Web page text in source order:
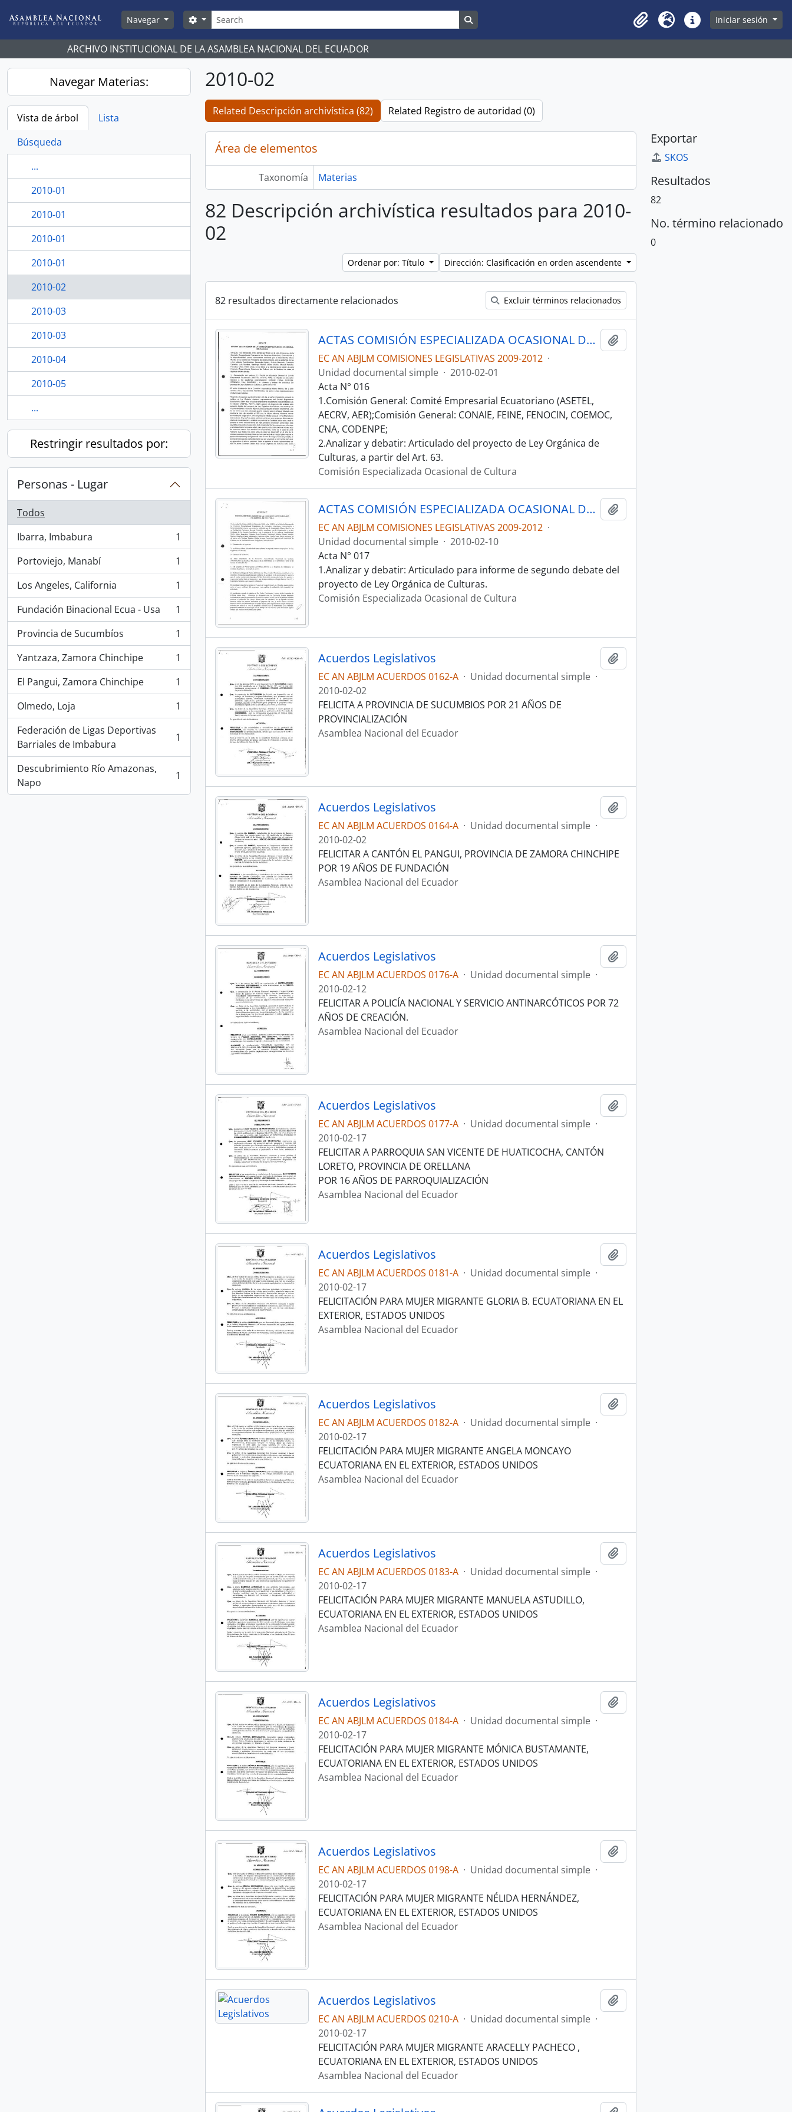
Navegar
Búsqueda
Search options
Clipboard
Idioma Enlaces rápidos
Iniciar sesión
ARCHIVO INSTITUCIONAL DE LA ASAMBLEA NACIONAL DEL ECUADOR
Navegar Materias:
Vista de árbol
Lista
Búsqueda
...
2010-01
2010-01
2010-01
2010-01
2010-02
2010-03
2010-03
2010-04
2010-05
...
Restringir resultados por:
Personas - Lugar
Todos
Ibarra, Imbabura
, 1 resultados
1
Portoviejo, Manabí
, 1 resultados
1
Los Angeles, California
, 1 resultados
1
Fundación Binacional Ecua - Usa
, 1 resultados
1
Provincia de Sucumbíos
, 1 resultados
1
Yantzaza, Zamora Chinchipe
, 1 resultados
1
El Pangui, Zamora Chinchipe
, 1 resultados
1
Olmedo, Loja
, 1 resultados
1
Federación de Ligas Deportivas
Barriales de Imbabura
, 1 resultados 1
Descubrimiento Río Amazonas,
Napo
, 1 resultados 1
2010-02
Related Descripción archivística (82) Related Registro de autoridad (0)
Área de elementos
Taxonomía Materias
82 Descripción archivística resultados para 2010-
02
Ordenar por: Título Dirección: Clasificación en orden ascendente
82 resultados directamente relacionados Excluir términos relacionados
ACTAS COMISIÓN ESPECIALIZADA OCASIONAL DE CULTURA
EC AN ABJLM COMISIONES LEGISLATIVAS 2009-2012 ·
Unidad documental simple · 2010-02-01
Acta N° 016
1.Comisión General: Comité Empresarial Ecuatoriano (ASETEL,
AECRV, AER);Comisión General: CONAlE, FEINE, FENOClN, COEMOC,
CNA, CODENPE;
2.Analizar y debatir: Articulado del proyecto de Ley Orgánica de
Culturas, a partir del Art. 63.
Comisión Especializada Ocasional de Cultura
ACTAS COMISIÓN ESPECIALIZADA OCASIONAL DE CULTURA
EC AN ABJLM COMISIONES LEGISLATIVAS 2009-2012 ·
Unidad documental simple · 2010-02-10
Acta N° 017
1.Analizar y debatir: Articulado para informe de segundo debate del
proyecto de Ley Orgánica de Culturas.
Comisión Especializada Ocasional de Cultura
Acuerdos Legislativos
EC AN ABJLM ACUERDOS 0162-A · Unidad documental simple ·
2010-02-02
FELICITA A PROVINCIA DE SUCUMBIOS POR 21 AÑOS DE
PROVINCIALIZACIÓN
Asamblea Nacional del Ecuador
Acuerdos Legislativos
EC AN ABJLM ACUERDOS 0164-A · Unidad documental simple ·
2010-02-02
FELICITAR A CANTÓN EL PANGUI, PROVINCIA DE ZAMORA CHINCHIPE
POR 19 AÑOS DE FUNDACIÓN
Asamblea Nacional del Ecuador
Acuerdos Legislativos
EC AN ABJLM ACUERDOS 0176-A · Unidad documental simple ·
2010-02-12
FELICITAR A POLICÍA NACIONAL Y SERVICIO ANTINARCÓTICOS POR 72
AÑOS DE CREACIÓN.
Asamblea Nacional del Ecuador
Acuerdos Legislativos
EC AN ABJLM ACUERDOS 0177-A · Unidad documental simple ·
2010-02-17
FELICITAR A PARROQUIA SAN VICENTE DE HUATICOCHA, CANTÓN
LORETO, PROVINCIA DE ORELLANA
POR 16 AÑOS DE PARROQUIALIZACIÓN
Asamblea Nacional del Ecuador
Acuerdos Legislativos
EC AN ABJLM ACUERDOS 0181-A · Unidad documental simple ·
2010-02-17
FELICITACIÓN PARA MUJER MIGRANTE GLORIA B. ECUATORIANA EN EL
EXTERIOR, ESTADOS UNIDOS
Asamblea Nacional del Ecuador
Acuerdos Legislativos
EC AN ABJLM ACUERDOS 0182-A · Unidad documental simple ·
2010-02-17
FELICITACIÓN PARA MUJER MIGRANTE ANGELA MONCAYO
ECUATORIANA EN EL EXTERIOR, ESTADOS UNIDOS
Asamblea Nacional del Ecuador
Acuerdos Legislativos
EC AN ABJLM ACUERDOS 0183-A · Unidad documental simple ·
2010-02-17
FELICITACIÓN PARA MUJER MIGRANTE MANUELA ASTUDILLO,
ECUATORIANA EN EL EXTERIOR, ESTADOS UNIDOS
Asamblea Nacional del Ecuador
Acuerdos Legislativos
EC AN ABJLM ACUERDOS 0184-A · Unidad documental simple ·
2010-02-17
FELICITACIÓN PARA MUJER MIGRANTE MÓNICA BUSTAMANTE,
ECUATORIANA EN EL EXTERIOR, ESTADOS UNIDOS
Asamblea Nacional del Ecuador
Acuerdos Legislativos
EC AN ABJLM ACUERDOS 0198-A · Unidad documental simple ·
2010-02-17
FELICITACIÓN PARA MUJER MIGRANTE NÉLIDA HERNÁNDEZ,
ECUATORIANA EN EL EXTERIOR, ESTADOS UNIDOS
Asamblea Nacional del Ecuador
Acuerdos Legislativos
EC AN ABJLM ACUERDOS 0210-A · Unidad documental simple ·
2010-02-17
FELICITACIÓN PARA MUJER MIGRANTE ARACELLY PACHECO ,
ECUATORIANA EN EL EXTERIOR, ESTADOS UNIDOS
Asamblea Nacional del Ecuador
Exportar
SKOS
Resultados
82
No. término relacionado
0